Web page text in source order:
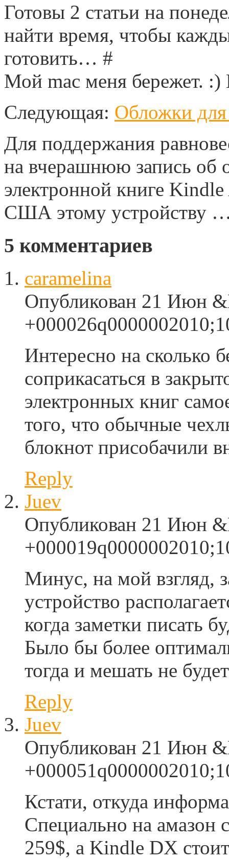
Готовы 2 статьи на
найти время, чтобы
готовить… #
Мой mac меня бережет.
Следующая: Обложки для
Для поддержания
на вчерашнюю запись об
электронной книге
США этому устройству
5 комментариев
caramelina
Опубликован 21 Июн
Интересно на сколько
соприкасаться в
электронных книг
того, что обычные
блокнот присобачили
Reply
Juev
Опубликован 21 Июн
Минус, на мой взгляд,
устройство
когда заметки писать
Было бы более
тогда и мешать не
Reply
Juev
Опубликован 21 Июн
Кстати, откуда
Специально на амазон
259$, а Kindle DX